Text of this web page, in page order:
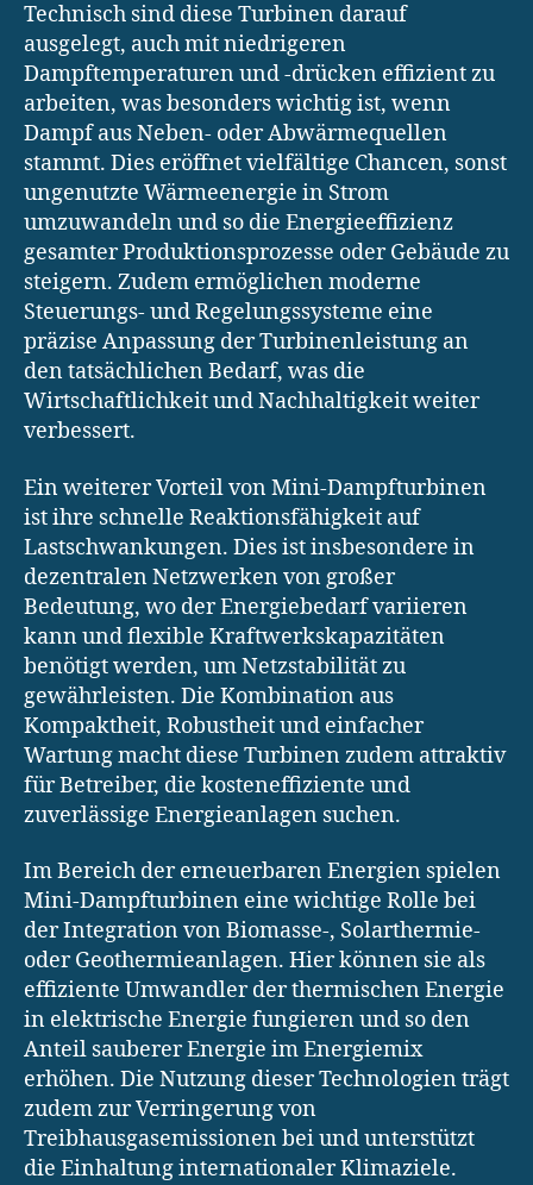
Technisch sind diese Turbinen darauf
ausgelegt, auch mit niedrigeren
Dampftemperaturen und -drücken effizient zu
arbeiten, was besonders wichtig ist, wenn
Dampf aus Neben- oder Abwärmequellen
stammt. Dies eröffnet vielfältige Chancen, sonst
ungenutzte Wärmeenergie in Strom
umzuwandeln und so die Energieeffizienz
gesamter Produktionsprozesse oder Gebäude zu
steigern. Zudem ermöglichen moderne
Steuerungs- und Regelungssysteme eine
präzise Anpassung der Turbinenleistung an
den tatsächlichen Bedarf, was die
Wirtschaftlichkeit und Nachhaltigkeit weiter
verbessert.
Ein weiterer Vorteil von Mini-Dampfturbinen
ist ihre schnelle Reaktionsfähigkeit auf
Lastschwankungen. Dies ist insbesondere in
dezentralen Netzwerken von großer
Bedeutung, wo der Energiebedarf variieren
kann und flexible Kraftwerkskapazitäten
benötigt werden, um Netzstabilität zu
gewährleisten. Die Kombination aus
Kompaktheit, Robustheit und einfacher
Wartung macht diese Turbinen zudem attraktiv
für Betreiber, die kosteneffiziente und
zuverlässige Energieanlagen suchen.
Im Bereich der erneuerbaren Energien spielen
Mini-Dampfturbinen eine wichtige Rolle bei
der Integration von Biomasse-, Solarthermie-
oder Geothermieanlagen. Hier können sie als
effiziente Umwandler der thermischen Energie
in elektrische Energie fungieren und so den
Anteil sauberer Energie im Energiemix
erhöhen. Die Nutzung dieser Technologien trägt
zudem zur Verringerung von
Treibhausgasemissionen bei und unterstützt
die Einhaltung internationaler Klimaziele.